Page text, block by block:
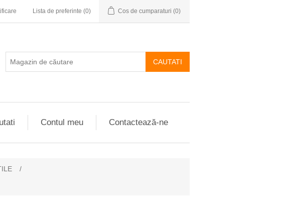
Lista de preferinte (0) Cos de cumparaturi (0)
CAUTATI
Contul meu Contactează-ne
/